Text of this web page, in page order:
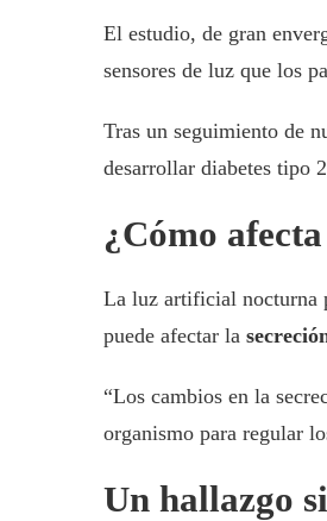
El estudio, de gran
sensores de luz que los
Tras un seguimiento de
desarrollar diabetes tipo
¿Cómo
La luz artificial nocturna
puede afectar la
“Los cambios en la
organismo para regular
Un hallazgo